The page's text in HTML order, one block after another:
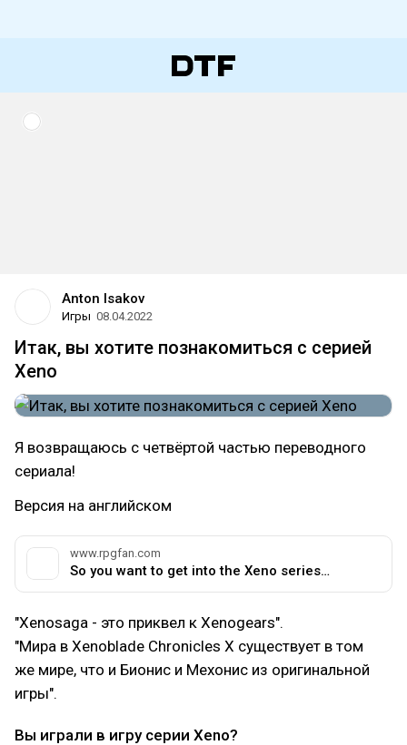
Anton Isakov
Игры 08.04.2022
Итак, вы хотите познакомиться c серией
Xeno
Я возвращаюсь с четвёртой частью переводного
сериала!
Версия на английском
www.rpgfan.com
So you want to get into the Xeno series…
"Xenosaga - это приквел к Xenogears".
"Мира в Xenoblade Chronicles X существует в том
же мире, что и Бионис и Мехонис из оригинальной
игры".
Вы играли в игру серии Xeno?